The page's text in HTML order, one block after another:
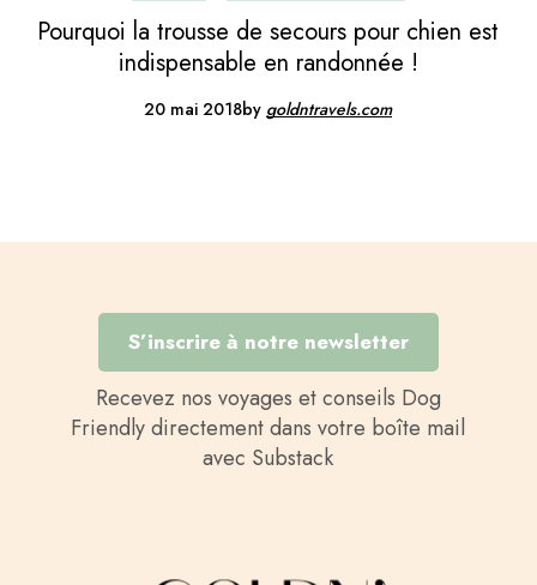
Pourquoi la trousse de secours pour chien est
indispensable en randonnée !
20 mai 2018bygoldntravels.com
S’inscrire à notre newsletter
Recevez nos voyages et conseils Dog
Friendly directement dans votre boîte mail
avec Substack